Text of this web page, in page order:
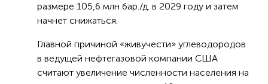
размере 105,6 млн бар./д. в 2029 году и затем
начнет снижаться.
Главной причиной «живучести» углеводородов
в ведущей нефтегазовой компании США
считают увеличение численности населения на